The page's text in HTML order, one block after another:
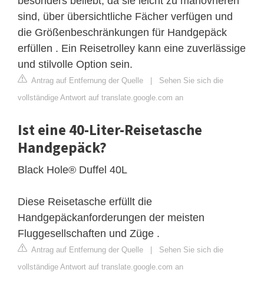
sind, über übersichtliche Fächer verfügen und
die Größenbeschränkungen für Handgepäck
erfüllen . Ein Reisetrolley kann eine zuverlässige
und stilvolle Option sein.
Antrag auf Entfernung der Quelle | Sehen Sie sich die
vollständige Antwort auf translate.google.com an
Ist eine 40-Liter-Reisetasche
Handgepäck?
Black Hole® Duffel 40L
Diese Reisetasche erfüllt die
Handgepäckanforderungen der meisten
Fluggesellschaften und Züge .
Antrag auf Entfernung der Quelle | Sehen Sie sich die
vollständige Antwort auf translate.google.com an